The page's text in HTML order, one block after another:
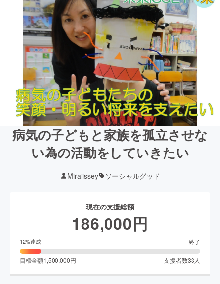
病気の子どもと家族を孤立させな
い為の活動をしていきたい
Miraiissey ソーシャルグッド
現在の支援総額
186,000円
12%達成 終了
目標金額1,500,000円 支援者数33 人